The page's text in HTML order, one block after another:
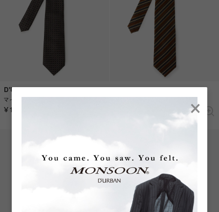
D'URBAN
マイクロフラワーパターンネクタイ （ブラウン）
￥19,800
D'URBAN
ストライプネクタイ （キャメル）×